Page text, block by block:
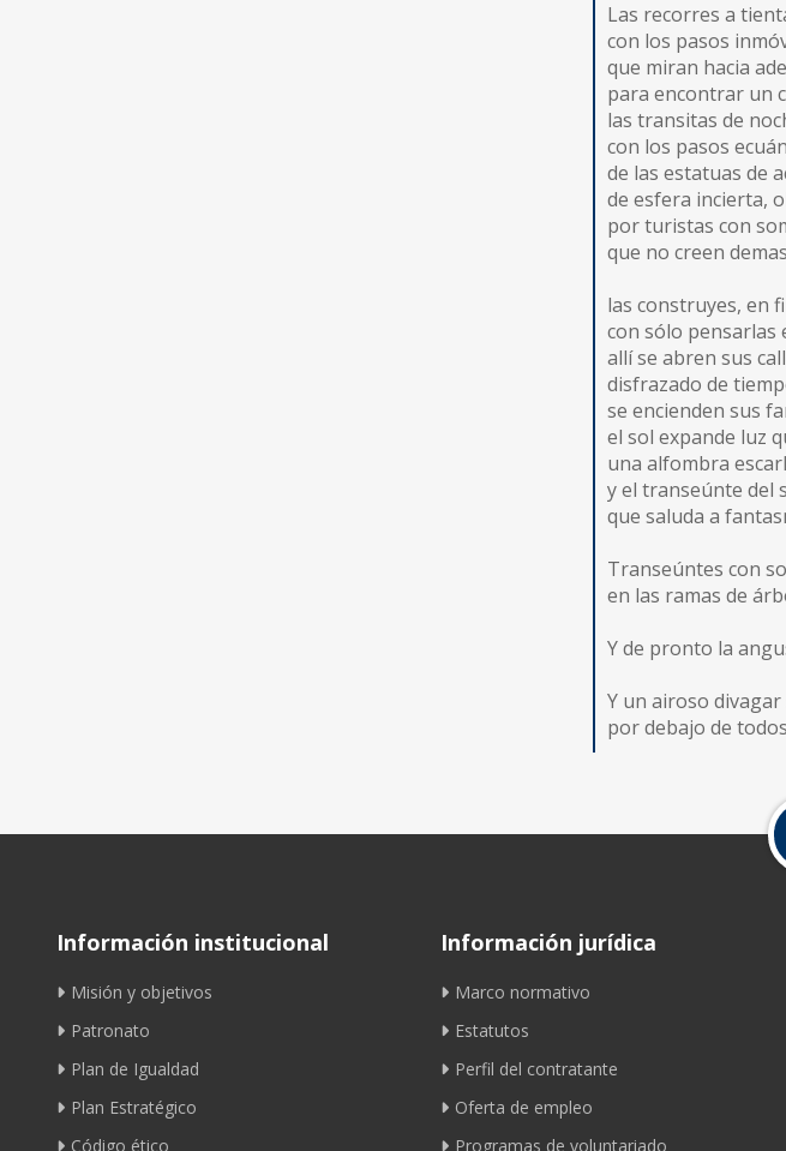
Las recorres a
con los pasos
que miran hacia
para encontrar un
las transitas de
con los pasos
de las estatuas de
de esfera incierta,
por turistas con
que no creen
las construyes, en
con sólo pensarlas
allí se abren sus
disfrazado de
se encienden sus
el sol expande luz
una alfombra
y el transeúnte del
que saluda a
Transeúntes con
en las ramas de
Y de pronto la
Y un airoso
por debajo de
Información institucional
Misión y objetivos
Patronato
Plan de Igualdad
Plan Estratégico
Código ético
Información jurídica
Marco normativo
Estatutos
Perfil del contratante
Oferta de empleo
Programas de voluntariado